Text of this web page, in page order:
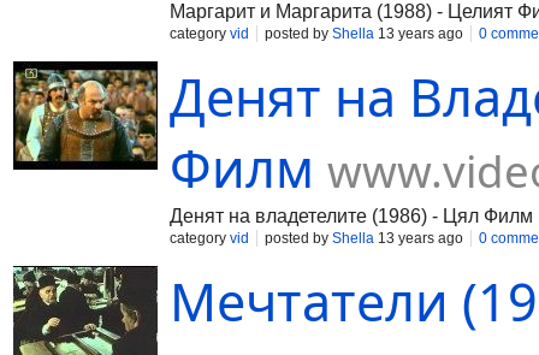
Маргарит и Маргарита (1988) - Целият
category vid posted by Shella 13 years ago 0
Денят на
Филм
Денят на владетелите (1986) - Цял Филм
category vid posted by Shella 13 years ago 0
Мечтатели